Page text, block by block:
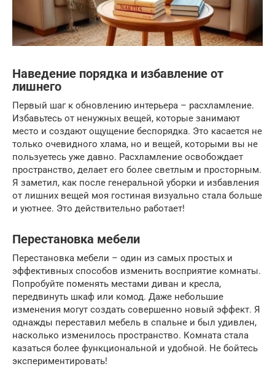
Наведение порядка и избавление от
лишнего
Первый шаг к обновлению интерьера – расхламление.
Избавьтесь от ненужных вещей, которые занимают
место и создают ощущение беспорядка. Это касается не
только очевидного хлама, но и вещей, которыми вы не
пользуетесь уже давно. Расхламление освобождает
пространство, делает его более светлым и просторным.
Я заметил, как после генеральной уборки и избавления
от лишних вещей моя гостиная визуально стала больше
и уютнее. Это действительно работает!
Перестановка мебели
Перестановка мебели – один из самых простых и
эффективных способов изменить восприятие комнаты.
Попробуйте поменять местами диван и кресла,
передвинуть шкаф или комод. Даже небольшие
изменения могут создать совершенно новый эффект. Я
однажды переставил мебель в спальне и был удивлен,
насколько изменилось пространство. Комната стала
казаться более функциональной и удобной. Не бойтесь
экспериментировать!